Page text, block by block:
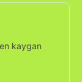
kaygan